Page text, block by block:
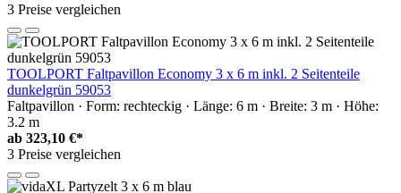
3 Preise vergleichen
TOOLPORT Faltpavillon Economy 3 x 6 m inkl. 2 Seitenteile
dunkelgrün 59053
Faltpavillon · Form: rechteckig · Länge: 6 m · Breite: 3 m · Höhe:
3.2 m
ab 323,10 €*
3 Preise vergleichen